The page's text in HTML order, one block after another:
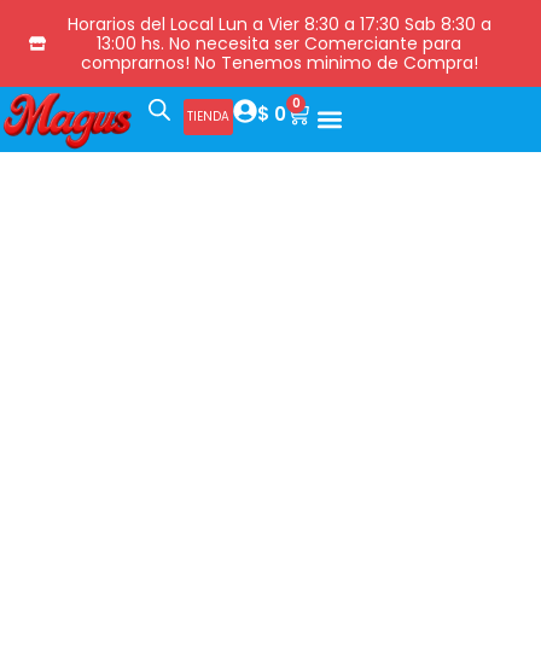
Horarios del Local Lun a Vier 8:30 a 17:30 Sab 8:30 a
13:00 hs. No necesita ser Comerciante para
comprarnos! No Tenemos minimo de Compra!
TIENDA $ 0 0